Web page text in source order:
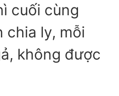
cuối cùng
chia ly, mỗi
không được